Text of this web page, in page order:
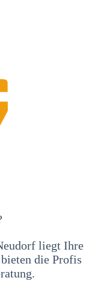
liegt Ihre
die Profis